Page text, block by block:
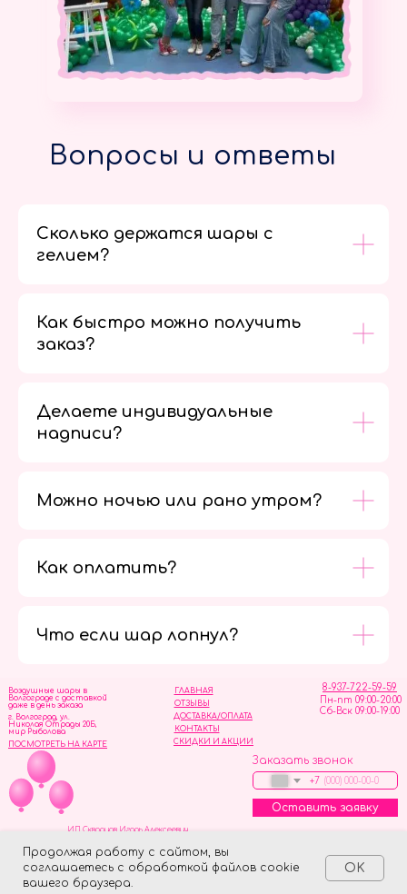
Продолжая работу с сайтом, вы
соглашаетесь с обработкой файлов cookie
вашего браузера.
OK
Вопросы и ответы
Сколько держатся шары с
гелием?
Как быстро можно получить
заказ?
Делаете индивидуальные
надписи?
Можно ночью или рано утром?
Как оплатить?
Что если шар лопнул?
ОТЗЫВЫ
ГЛАВНАЯ
ДОСТАВКА/ОПЛАТА
СКИДКИ И АКЦИИ
КОНТАКТЫ
8-937-722-59-59
Пн-пт 09:00-20:00
Сб-Вск 09:00-19:00
Воздушные шары в
Волгограде с доставкой
даже в день заказа
Заказать звонок
+7
Оставить заявку
г. Волгоград, ул.
Николая Отрады 20Б,
мир Рыболова
ПОСМОТРЕТЬ НА КАРТЕ
ИП Скворцов Игорь Алексеевич
Made on Tilda